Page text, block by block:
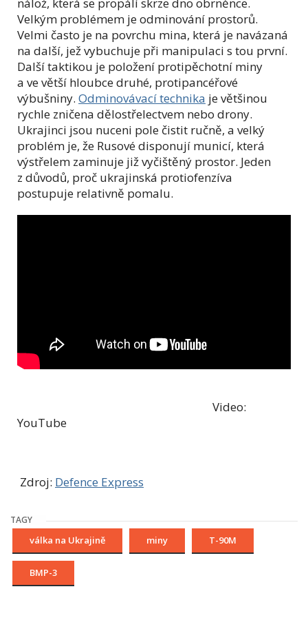
Velkým problémem je odminování prostorů.
Velmi často je na povrchu mina, která je navázaná
na další, jež vybuchuje při manipulaci s tou první.
Další taktikou je položení protipěchotní miny
a ve větší hloubce druhé, protipancéřové
výbušniny. Odminovávací technika je většinou
rychle zničena dělostřelectvem nebo drony.
Ukrajinci jsou nuceni pole čistit ručně, a velký
problém je, že Rusové disponují municí, která
výstřelem zaminuje již vyčištěný prostor. Jeden
z důvodů, proč ukrajinská protiofenzíva
postupuje relativně pomalu.
Video:
YouTube
Zdroj: Defence Express
TAGY
válka na Ukrajině miny T-90M
BMP-3